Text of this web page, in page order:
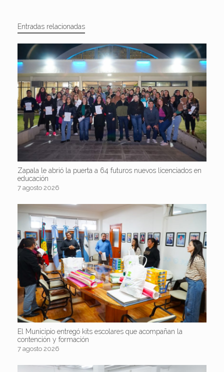
Entradas relacionadas
Zapala le abrió la puerta a 64 futuros nuevos licenciados en
educación
7 agosto 2026
El Municipio entregó kits escolares que acompañan la
contención y formación
7 agosto 2026